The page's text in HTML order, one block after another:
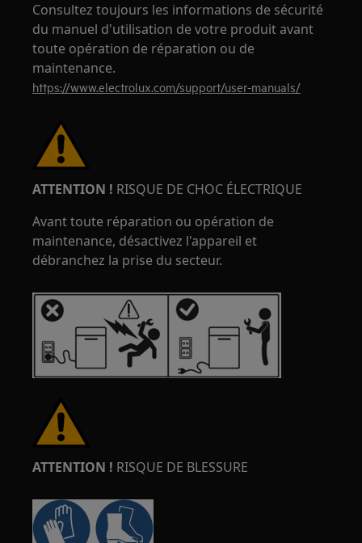
Consultez toujours les informations de sécurité
du manuel d'utilisation de votre produit avant
toute opération de réparation ou de
maintenance.
https://www.electrolux.com/support/user-manuals/
ATTENTION ! RISQUE DE CHOC ÉLECTRIQUE
Avant toute réparation ou opération de
maintenance, désactivez l'appareil et
débranchez la prise du secteur.
ATTENTION ! RISQUE DE BLESSURE